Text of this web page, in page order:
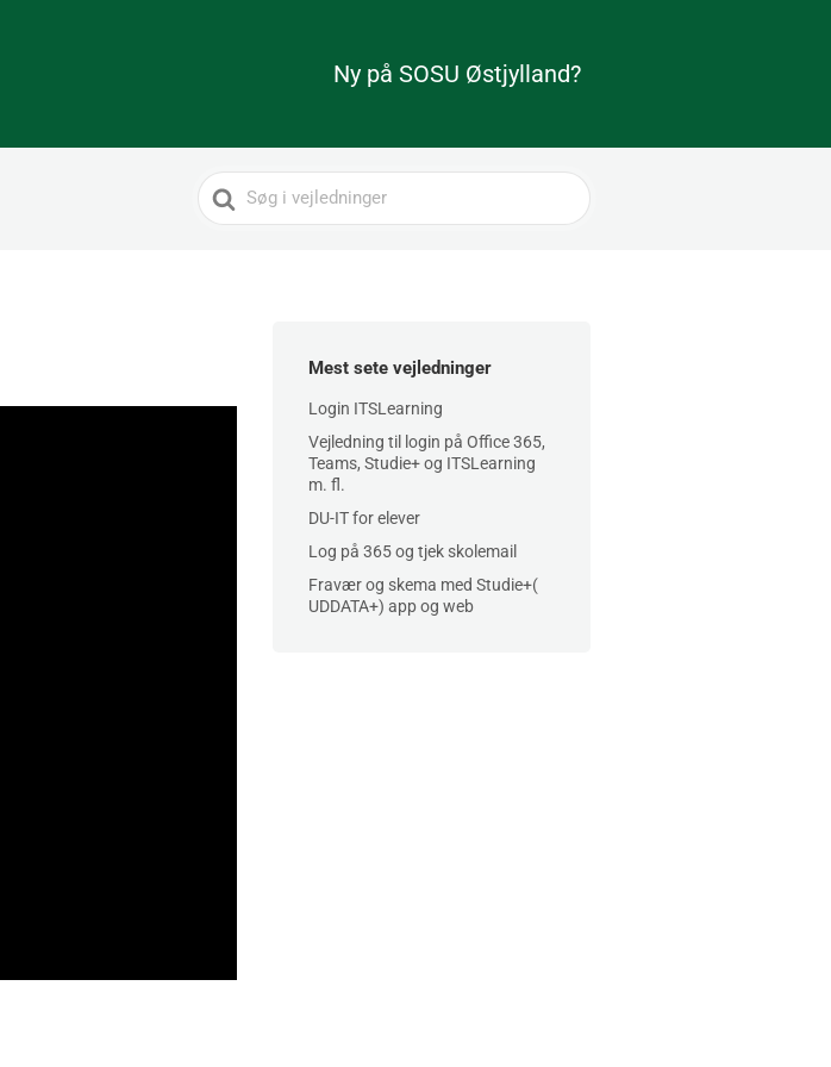
Ny på SOSU Østjylland?
Search
For
Mest sete vejledninger
Login ITSLearning
Vejledning til login på Office 365,
Teams, Studie+ og ITSLearning
m. fl.
DU-IT for elever
Log på 365 og tjek skolemail
Fravær og skema med Studie+(
UDDATA+) app og web